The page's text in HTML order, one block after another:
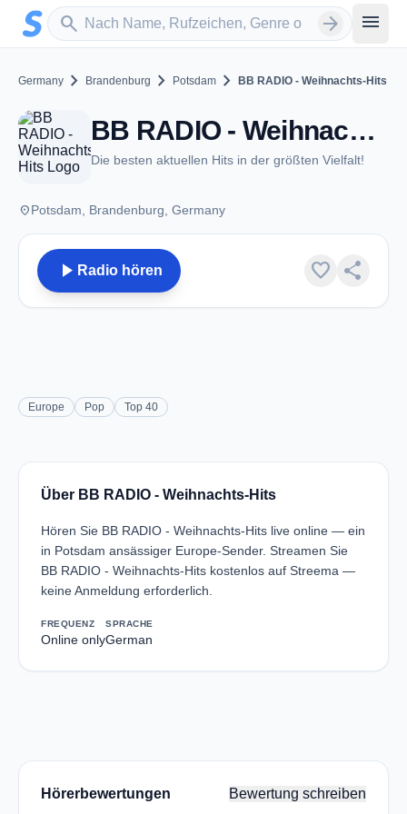
Zum Hauptinhalt springen
search
Sender suchen arrow_forward menu
Germany chevron_right Brandenburg chevron_right Potsdam chevron_right BB RADIO - Weihnachts-Hits
BB RADIO - Weihnachts-Hits - Potsdam
Die besten aktuellen Hits in der größten Vielfalt!
placePotsdam, Brandenburg, Germany
play_arrow Radio hören favorite share
Europe Pop Top 40
Über BB RADIO - Weihnachts-Hits
Hören Sie BB RADIO - Weihnachts-Hits live online — ein
in Potsdam ansässiger Europe-Sender. Streamen Sie
BB RADIO - Weihnachts-Hits kostenlos auf Streema —
keine Anmeldung erforderlich.
FREQUENZ
Online only
SPRACHE
German
Hörerbewertungen Bewertung schreiben